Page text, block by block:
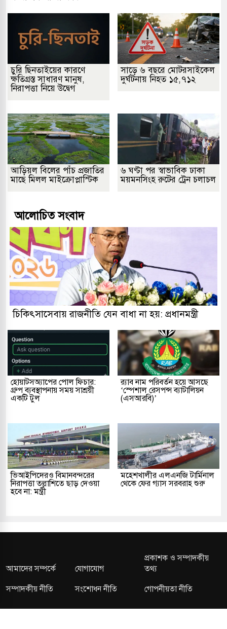
চুরি ছিনতাইয়ের কারণে
ক্ষতিগ্রস্ত সাধারণ মানুষ,
নিরাপত্তা নিয়ে উদ্বেগ
সাড়ে ৬ বছরে মোটরসাইকেল
দুর্ঘটনায় নিহত ১৫,৭১২
আড়িয়ল বিলের পাঁচ প্রজাতির
মাছে মিলল মাইক্রোপ্লাস্টিক
৬ ঘণ্টা পর স্বাভাবিক ঢাকা
ময়মনসিংহ রুটের ট্রেন চলাচল
আলোচিত সংবাদ
চিকিৎসাসেবায় রাজনীতি যেন বাধা না হয়: প্রধানমন্ত্রী
হোয়াটসঅ্যাপের পোল ফিচার:
গ্রুপ ব্যবস্থাপনায় সময় সাশ্রয়ী
একটি টুল
র‌্যাব নাম পরিবর্তন হয়ে আসছে
‘স্পেশাল রেসপন্স ব্যাটালিয়ন
(এসআরবি)’
ভিআইপিদেরও বিমানবন্দরের
নিরাপত্তা তল্লাশিতে ছাড় দেওয়া
হবে না: মন্ত্রী
মহেশখালীর এলএনজি টার্মিনাল
থেকে ফের গ্যাস সরবরাহ শুরু
আমাদের সম্পর্কে যোগাযোগ
প্রকাশক ও সম্পাদকীয়
তথ্য
সম্পাদকীয় নীতি
সংশোধন নীতি গোপনীয়তা নীতি